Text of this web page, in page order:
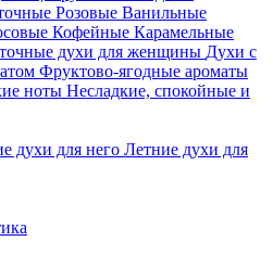
Розовые Ванильные
Кофейные Карамельные
духи для женщины Духи с
Фруктово-ягодные ароматы
ноты Несладкие, спокойные и
духи для него Летние духи для